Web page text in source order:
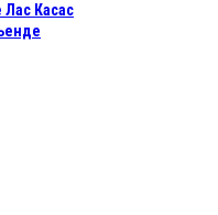
Касас